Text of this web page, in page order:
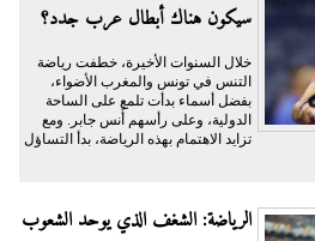
سيكون هناك أبطال عرب جدد؟
خلال السنوات الأخيرة، خطفت رياضة
التنس في تونس والمغرب الأضواء،
بفضل أسماء بدأت تلمع على الساحة
الدولية، وعلى رأسهم أُنس جابر. ومع
تزايد الاهتمام بهذه الرياضة، بدأ التساؤل
الرياضة: الشغف الذي يوحد الشعوب